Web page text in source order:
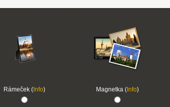
Rámeček (Info) Magnetka (Info)